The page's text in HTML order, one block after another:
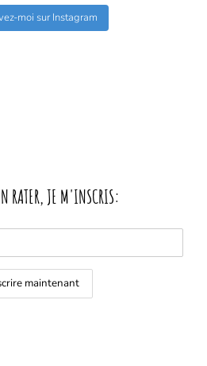
moi sur Instagram
RATER, JE M'INSCRIS: